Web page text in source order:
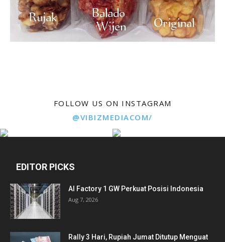
FOLLOW US ON INSTAGRAM
@VIBIZMEDIACOM/
EDITOR PICKS
AI Factory 1 GW Perkuat Posisi Indonesia
Aug 7, 2026
Rally 3 Hari, Rupiah Jumat Ditutup Menguat